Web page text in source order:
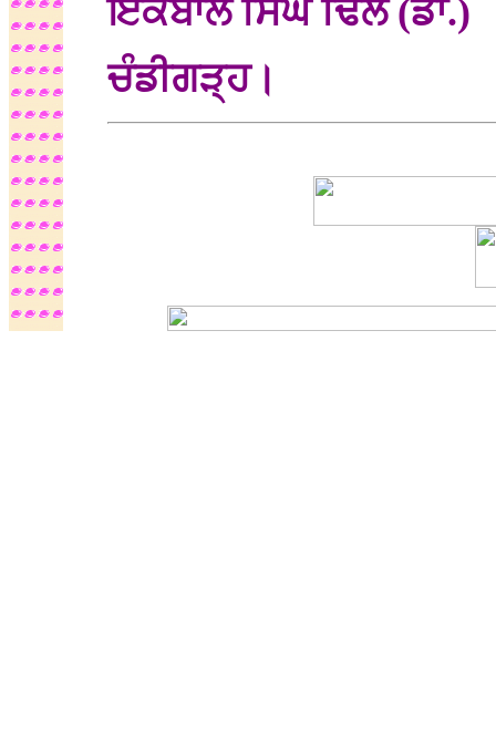
ਇਕਬਾਲ ਸਿੰਘ ਢਿੱਲੋਂ (ਡਾ.)
ਚੰਡੀਗੜ੍ਹ।